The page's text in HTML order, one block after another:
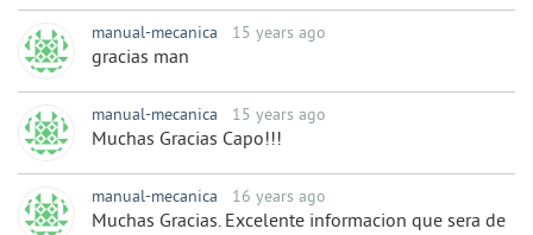
manual-mecanica 15 years ago
gracias man
manual-mecanica 15 years ago
Muchas Gracias Capo!!!
manual-mecanica 16 years ago
Muchas Gracias. Excelente informacion que sera de